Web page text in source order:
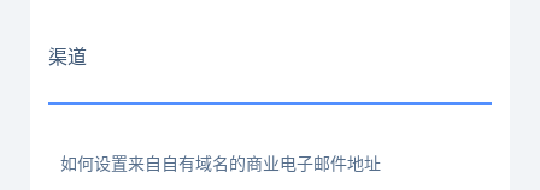
渠道
如何设置来自自有域名的商业电子邮件地址